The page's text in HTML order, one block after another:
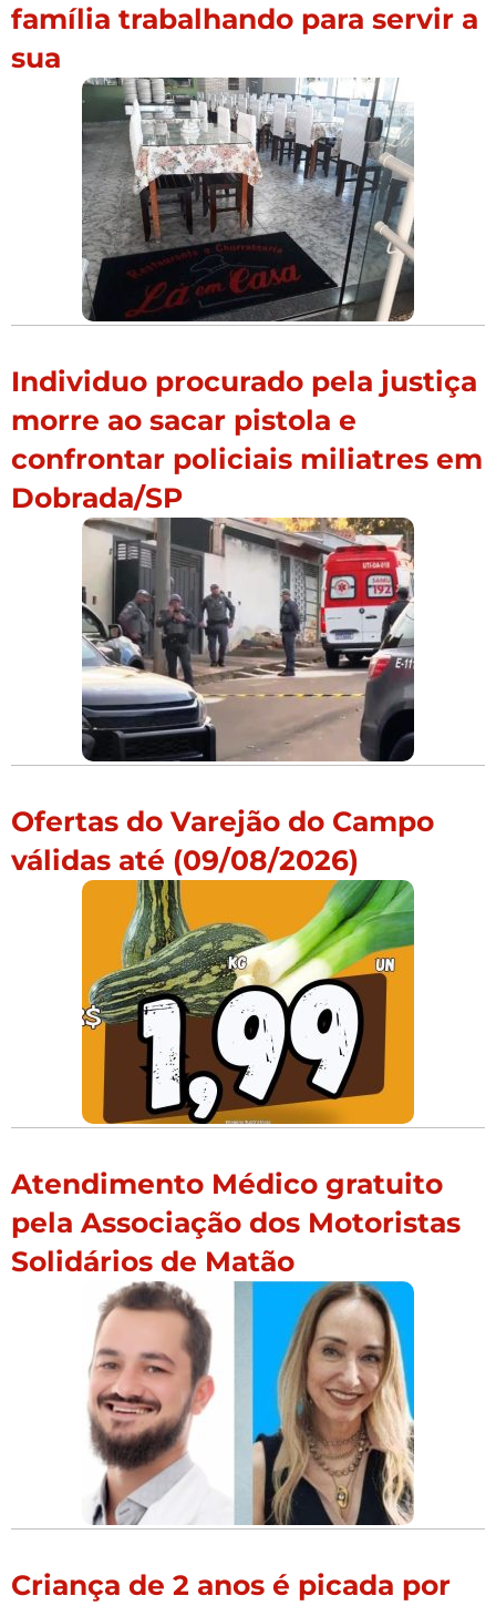
família trabalhando para servir a
sua
Individuo procurado pela justiça
morre ao sacar pistola e
confrontar policiais miliatres em
Dobrada/SP
Ofertas do Varejão do Campo
válidas até (09/08/2026)
Atendimento Médico gratuito
pela Associação dos Motoristas
Solidários de Matão
Criança de 2 anos é picada por